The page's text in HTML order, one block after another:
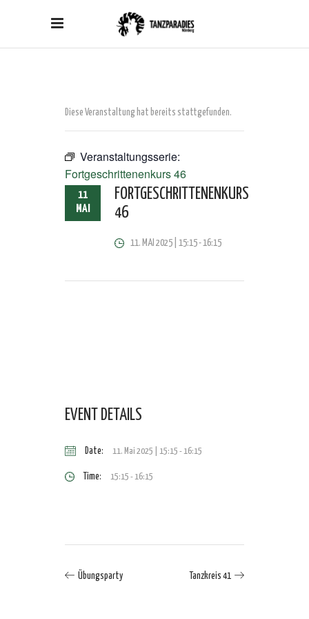
Diese Veranstaltung hat bereits stattgefunden.
Veranstaltungsserie:
Fortgeschrittenenkurs 46
11
MAI
FORTGESCHRITTENENKURS
46
11. MAI 2025 | 15:15-16:15
EVENT DETAILS
Date: 11. Mai 2025 | 15:15 -16:15
Time: 15:15 - 16:15
Übungsparty Tanzkreis 41